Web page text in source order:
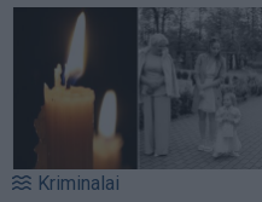
Kriminalai